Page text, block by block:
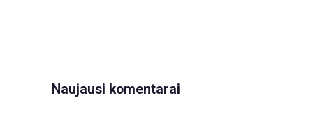
Naujausi komentarai